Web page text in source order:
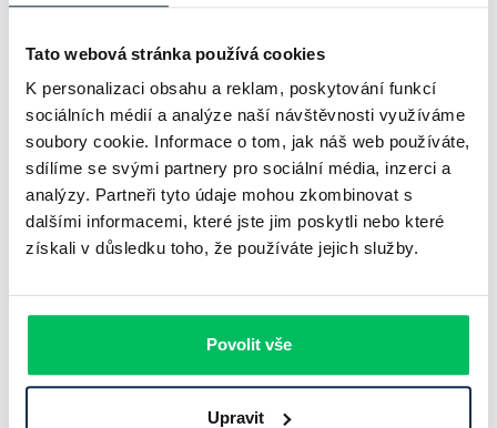
Tato webová stránka používá cookies
K personalizaci obsahu a reklam, poskytování funkcí
sociálních médií a analýze naší návštěvnosti využíváme
soubory cookie. Informace o tom, jak náš web používáte,
sdílíme se svými partnery pro sociální média, inzerci a
analýzy. Partneři tyto údaje mohou zkombinovat s
dalšími informacemi, které jste jim poskytli nebo které
získali v důsledku toho, že používáte jejich služby.
Povolit vše
Upravit
úvěrů. Hypotéka tak už dávno není jen
nástroj pro první koupi, ale i pro chytré
přeuspořádání rodinných financí v průběhu
let,“
připomíná to Marek Pavlík, zakladatel a CEO portálu
hypotecnikalkulacka.cz
Refinancování a konec fixace